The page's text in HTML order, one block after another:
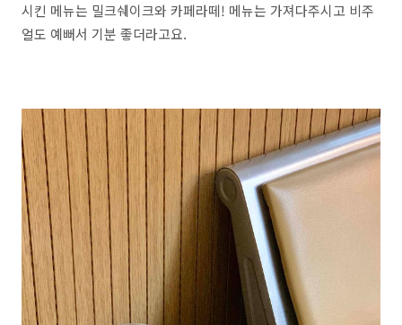
시킨 메뉴는 밀크쉐이크와 카페라떼! 메뉴는 가져다주시고 비주
얼도 예뻐서 기분 좋더라고요.